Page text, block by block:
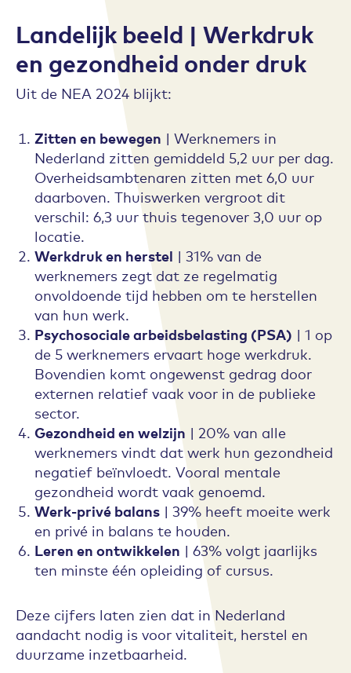
Landelijk beeld | Werkdruk
en gezondheid onder druk
Uit de NEA 2024 blijkt:
Zitten en bewegen | Werknemers in
Nederland zitten gemiddeld 5,2 uur per dag.
Overheidsambtenaren zitten met 6,0 uur
daarboven. Thuiswerken vergroot dit
verschil: 6,3 uur thuis tegenover 3,0 uur op
locatie.
Werkdruk en herstel | 31% van de
werknemers zegt dat ze regelmatig
onvoldoende tijd hebben om te herstellen
van hun werk.
Psychosociale arbeidsbelasting (PSA) | 1 op
de 5 werknemers ervaart hoge werkdruk.
Bovendien komt ongewenst gedrag door
externen relatief vaak voor in de publieke
sector.
Gezondheid en welzijn | 20% van alle
werknemers vindt dat werk hun gezondheid
negatief beïnvloedt. Vooral mentale
gezondheid wordt vaak genoemd.
Werk-privé balans | 39% heeft moeite werk
en privé in balans te houden.
Leren en ontwikkelen | 63% volgt jaarlijks
ten minste één opleiding of cursus.
Deze cijfers laten zien dat in Nederland
aandacht nodig is voor vitaliteit, herstel en
duurzame inzetbaarheid.